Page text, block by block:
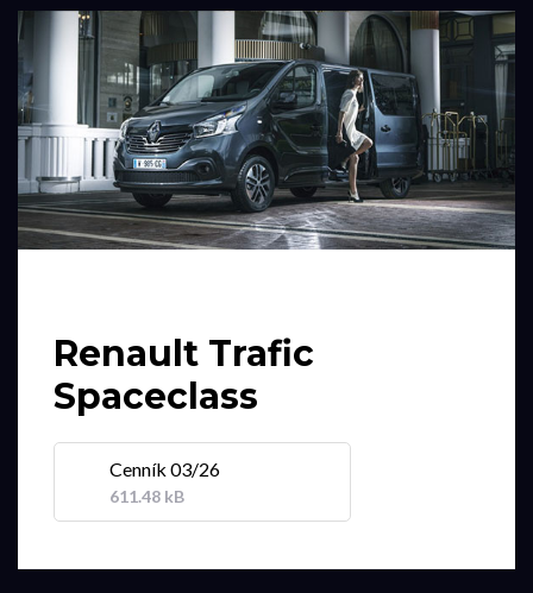
Renault Trafic
Spaceclass
Cenník 03/26
611.48 kB